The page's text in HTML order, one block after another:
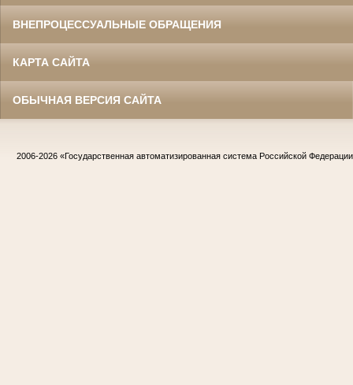
ВНЕПРОЦЕССУАЛЬНЫЕ ОБРАЩЕНИЯ
КАРТА САЙТА
ОБЫЧНАЯ ВЕРСИЯ САЙТА
2006-2026 «Государственная автоматизированная система Российской